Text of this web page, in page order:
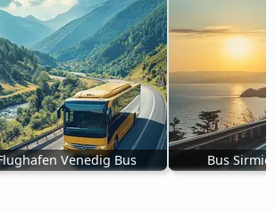
Venedig Bus Bus